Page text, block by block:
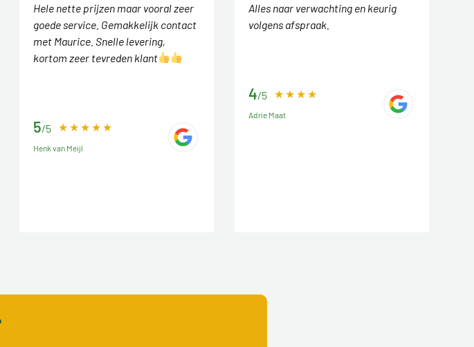
Hele nette prijzen maar vooral zeer
goede service. Gemakkelijk contact
met Maurice. Snelle levering,
kortom zeer tevreden klant
5/5
Henk van Meijl
Alles naar verwachting en keurig
volgens afspraak.
4/5
Adrie Maat